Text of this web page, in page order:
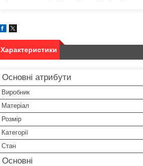
Характеристики
Основні атрибути
Виробник
Матеріал
Розмір
Категорії
Стан
Основні